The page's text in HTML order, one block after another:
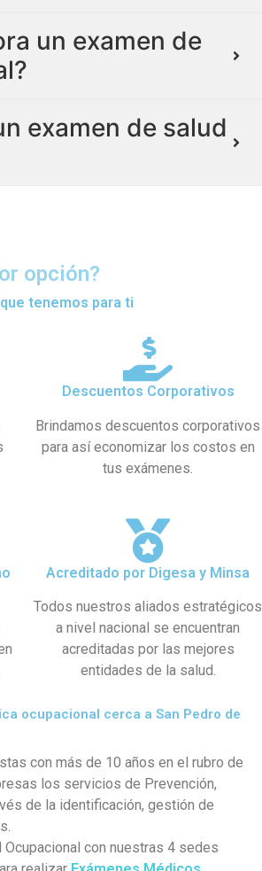
un examen de
examen de salud
opción?
tenemos para ti
Descuentos Corporativos
Brindamos descuentos corporativos
para así economizar los costos en
tus exámenes.
Acreditado por Digesa y Minsa​
Todos nuestros aliados estratégicos
a nivel nacional se encuentran
acreditadas por las mejores
entidades de la salud.
ocupacional cerca a San Pedro de
con más de 10 años en el rubro de
los servicios de Prevención,
de la identificación, gestión de
con nuestras 4 sedes